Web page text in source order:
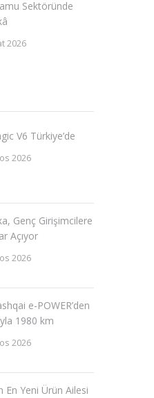
Sektöründe
2026
V6 Türkiye’de
2026
Genç Girişimcilere
Açıyor
2026
e-POWER’den
1980 km
2026
En Yeni Ürün Ailesi